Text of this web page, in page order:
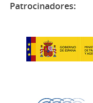
Patrocinadores: